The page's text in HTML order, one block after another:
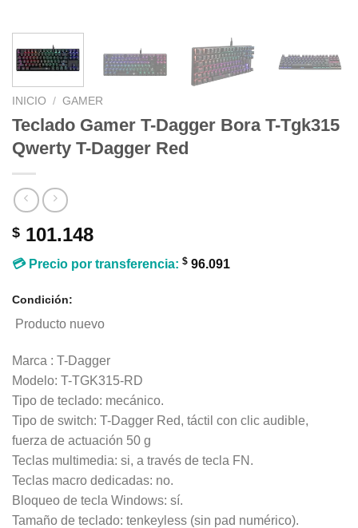
INICIO / GAMER
Teclado Gamer T-Dagger Bora T-Tgk315
Qwerty T-Dagger Red
$ 101.148
💳 Precio por transferencia: $ 96.091
Condición:
Producto nuevo
Marca : T-Dagger
Modelo: T-TGK315-RD
Tipo de teclado: mecánico.
Tipo de switch: T-Dagger Red, táctil con clic audible,
fuerza de actuación 50 g
Teclas multimedia: si, a través de tecla FN.
Teclas macro dedicadas: no.
Bloqueo de tecla Windows: sí.
Tamaño de teclado: tenkeyless (sin pad numérico).